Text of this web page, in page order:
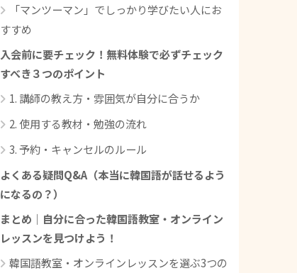
「マンツーマン」でしっかり学びたい人にお
すすめ
入会前に要チェック！無料体験で必ずチェック
すべき３つのポイント
1. 講師の教え方・雰囲気が自分に合うか
2. 使用する教材・勉強の流れ
3. 予約・キャンセルのルール
よくある疑問Q&A（本当に韓国語が話せるよう
になるの？）
まとめ｜自分に合った韓国語教室・オンライン
レッスンを見つけよう！
韓国語教室・オンラインレッスンを選ぶ3つの